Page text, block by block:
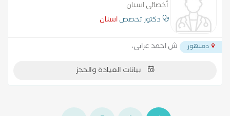
أخصائي اسنان
دكتور تخصصاسنان
دمنهور ش احمد عرابى،
بيانات العيادة والحجز